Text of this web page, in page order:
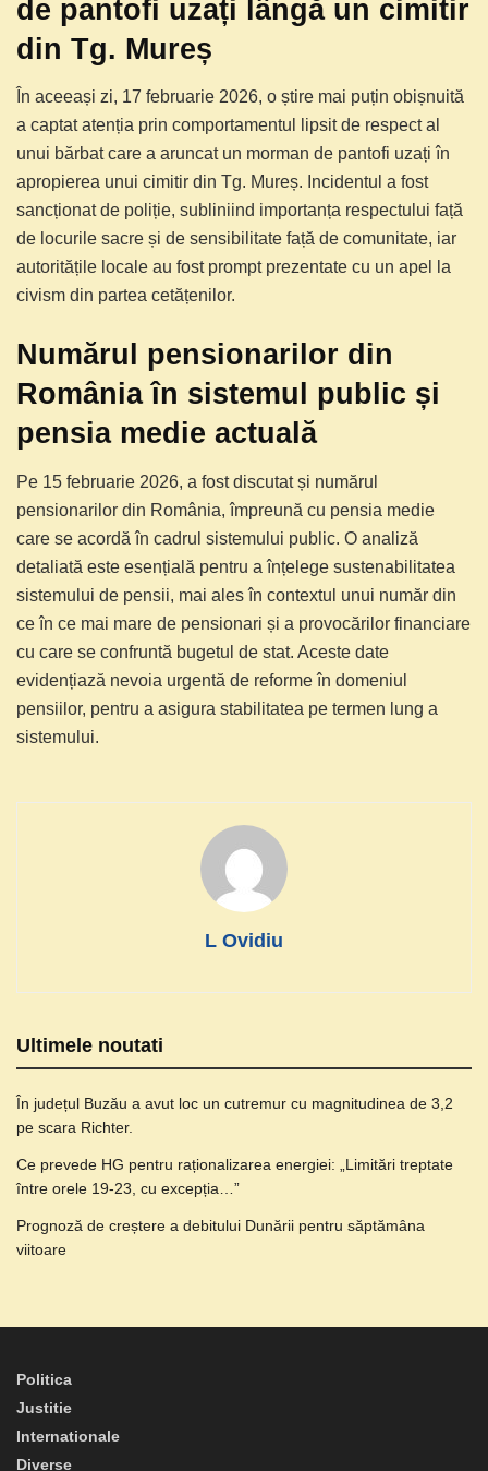
de pantofi uzați lângă un cimitir
din Tg. Mureș
În aceeași zi, 17 februarie 2026, o știre mai puțin obișnuită
a captat atenția prin comportamentul lipsit de respect al
unui bărbat care a aruncat un morman de pantofi uzați în
apropierea unui cimitir din Tg. Mureș. Incidentul a fost
sancționat de poliție, subliniind importanța respectului față
de locurile sacre și de sensibilitate față de comunitate, iar
autoritățile locale au fost prompt prezentate cu un apel la
civism din partea cetățenilor.
Numărul pensionarilor din
România în sistemul public și
pensia medie actuală
Pe 15 februarie 2026, a fost discutat și numărul
pensionarilor din România, împreună cu pensia medie
care se acordă în cadrul sistemului public. O analiză
detaliată este esențială pentru a înțelege sustenabilitatea
sistemului de pensii, mai ales în contextul unui număr din
ce în ce mai mare de pensionari și a provocărilor financiare
cu care se confruntă bugetul de stat. Aceste date
evidențiază nevoia urgentă de reforme în domeniul
pensiilor, pentru a asigura stabilitatea pe termen lung a
sistemului.
L Ovidiu
Ultimele noutati
În județul Buzău a avut loc un cutremur cu magnitudinea de 3,2
pe scara Richter.
Ce prevede HG pentru raționalizarea energiei: „Limitări treptate
între orele 19-23, cu excepția…”
Prognoză de creștere a debitului Dunării pentru săptămâna
viitoare
Politica
Justitie
Internationale
Diverse